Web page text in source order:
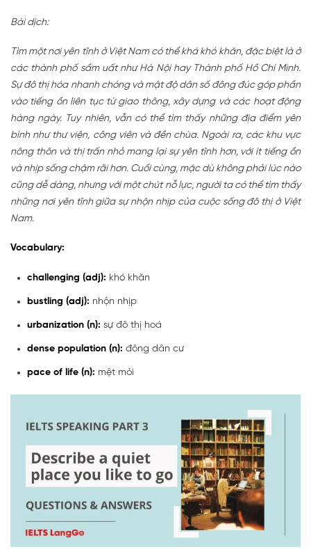
Bài dịch:
Tìm một nơi yên tĩnh ở Việt Nam có thể khá khó khăn, đặc biệt là ở
các thành phố sầm uất như Hà Nội hay Thành phố Hồ Chí Minh.
Sự đô thị hóa nhanh chóng và mật độ dân số đông đúc góp phần
vào tiếng ồn liên tục từ giao thông, xây dựng và các hoạt động
hàng ngày. Tuy nhiên, vẫn có thể tìm thấy những địa điểm yên
bình như thư viện, công viên và đền chùa. Ngoài ra, các khu vực
nông thôn và thị trấn nhỏ mang lại sự yên tĩnh hơn, với ít tiếng ồn
và nhịp sống chậm rãi hơn. Cuối cùng, mặc dù không phải lúc nào
cũng dễ dàng, nhưng với một chút nỗ lực, người ta có thể tìm thấy
những nơi yên tĩnh giữa sự nhộn nhịp của cuộc sống đô thị ở Việt
Nam.
Vocabulary:
challenging (adj): khó khăn
bustling (adj): nhộn nhịp
urbanization (n): sự đô thị hoá
dense population (n): đông dân cư
pace of life (n): mệt mỏi